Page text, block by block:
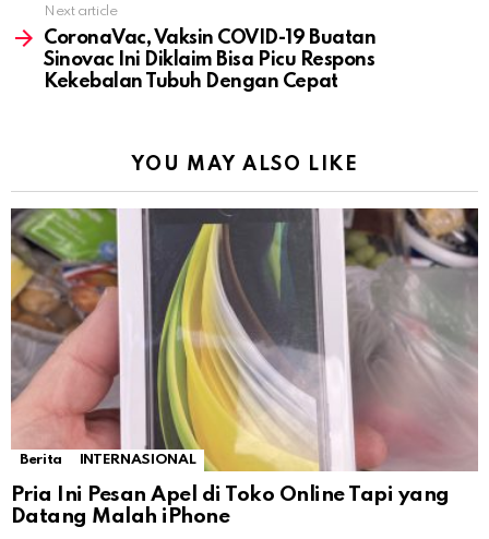
Next article
CoronaVac, Vaksin COVID-19 Buatan
Sinovac Ini Diklaim Bisa Picu Respons
Kekebalan Tubuh Dengan Cepat
YOU MAY ALSO LIKE
Berita INTERNASIONAL
Pria Ini Pesan Apel di Toko Online Tapi yang
Datang Malah iPhone